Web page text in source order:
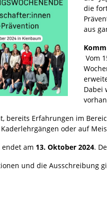
die
aus
Vom
Dabei
bereits Erfahrungen im
Kaderlehrgängen oder auf
am 13. Oktober 2024.
und die Ausschreibung